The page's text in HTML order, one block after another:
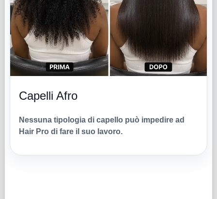
Capelli Afro
Nessuna tipologia di capello può impedire ad
Hair Pro di fare il suo lavoro.